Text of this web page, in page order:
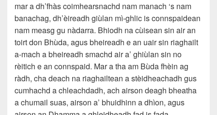
mar a dh’fhàs coimhearsnachd nam manach ‘s nam
banachag, dh’èireadh giùlan mì-ghlic is connspaidean
nam measg gu nàdarra. Bhiodh na cùisean sin air an
toirt don Bhùda, agus bheireadh e an uair sin riaghailt
a-mach a bheireadh smachd air a’ ghiùlan sin no
rèitich e an connspaid. Mar a tha am Bùda fhèin ag
ràdh, cha deach na riaghailtean a stèidheachadh gus
cumhachd a chleachdadh, ach airson deagh bheatha
a chumail suas, airson a’ bhuidhinn a dhìon, agus